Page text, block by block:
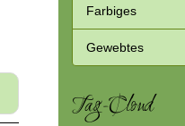
Farbiges
Gewebtes
Tag-Cloud